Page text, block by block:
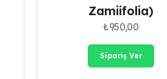
Zamiifolia)
₺950,00
Sipariş Ver